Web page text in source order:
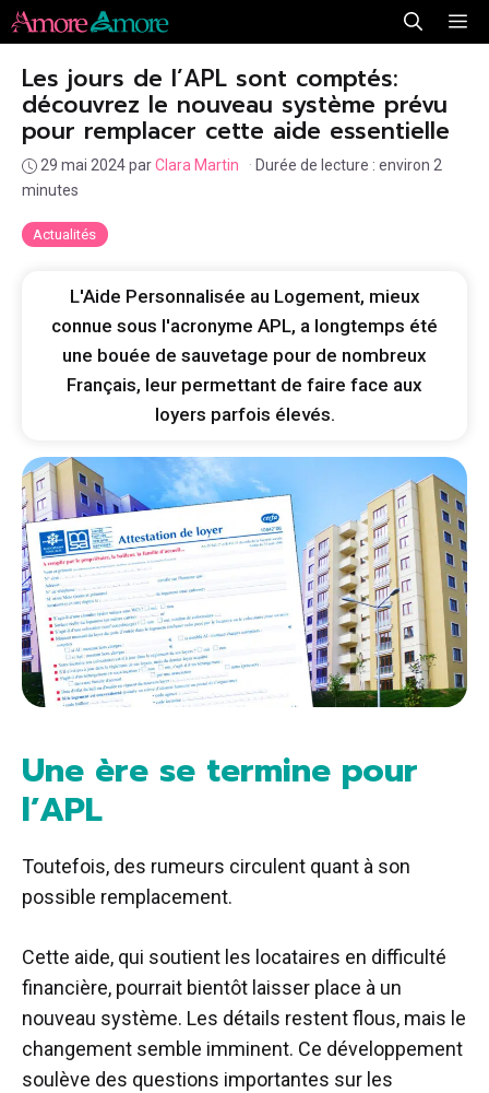
Aller
au
contenu
Actualités
Les jours de l’APL sont comptés:
découvrez le nouveau système prévu
pour remplacer cette aide essentielle
29 mai 2024parClara Martin · Durée de lecture : environ 2
minutes
L'Aide Personnalisée au Logement, mieux
connue sous l'acronyme APL, a longtemps été
une bouée de sauvetage pour de nombreux
Français, leur permettant de faire face aux
loyers parfois élevés.
Une ère se termine pour
l’APL
Toutefois, des rumeurs circulent quant à son
possible remplacement.
Cette aide, qui soutient les locataires en difficulté
financière, pourrait bientôt laisser place à un
nouveau système. Les détails restent flous, mais le
changement semble imminent. Ce développement
soulève des questions importantes sur les